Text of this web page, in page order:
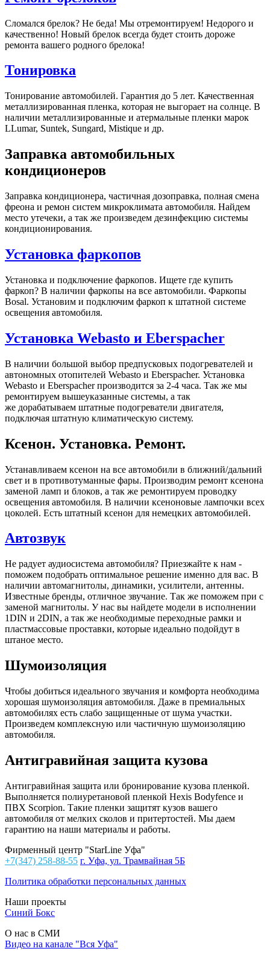
Сломался брелок? Не беда! Мы отремонтируем! Недорого и
качественно! Новый брелок всегда будет стоить дороже
ремонта вашего родного брелока!
Тонировка
Тонирование автомобилей. Гарантия до 5 лет. Качественная
металлизированная пленка, которая не выгорает на солнце. В
наличии металлизированные и атермальные пленки марок
LLumar, Suntek, Sungard, Mistique и др.
Заправка автомобильных
кондиционеров
Заправка кондиционера, частичная дозоправка, полная смена
фреона и ремон систем микроклимата автомобиля. Найдем
место утечеки, а так же произведем дезинфекцию системы
кондиционирования.
Установка фаркопов
Установка и подключение фаркопов. Ищете где купить
фаркоп? В наличии фаркопы на все автомобили. Фаркопы
Bosal. Установим и подключим фаркоп к штатной системе
освещения автомобиля.
Установка Webasto и Eberspacher
В наличии большой выбор предпусковых подогревателей и
автономных отопителей Webasto и Eberspacher. Установка
Webasto и Eberspacher производится за 2-4 часа. Так же мы
ремонтируем вышеуказанные системы, а так
же дорабатываем штатные подогреватели двигателя,
подключая штатную климатическую систему.
Ксенон. Установка. Ремонт.
Устанавливаем ксенон на все автомобили в ближний/дальний
свет и в противотуманные фары. Производим ремонт ксенона
заменой ламп и блоков, а так же ремонтируем проводку
освещения автомобиля. В наличии ксеноновые лампочки всех
цоколей. Есть штатный ксенон для немецких автомобилей.
Автозвук
Не радует аудиосистема автомобиля? Приезжайте к нам -
поможем подобрать оптимальное решение именно для вас. В
наличии автомагнитолы, динамики, усилители, антенны.
Известные бренды, отличное звучание. Так же поможем при с
заменой магнитолы. У нас вы найдете модели в исполнении
1DIN и 2DIN, а так же необходимые переходные рамки и
пластмассовые проставки, которые идеально подойдут в
штаное место.
Шумоизоляция
Чтобы добиться идеального звучания и комфорта необходима
хорошая шумоизоляция автомобиля. Даже в премиальных
автомобилях есть слабо защищенные от шума участки.
Произведем комплексную или частичную шумоизоляцию
автомобиля.
Антигравийная защита кузова
Антигравийная защита или бронирование кузова пленкой.
Выполняется полиуретановой пленкой Hexis Bodyfence и
ПВХ Scorpion. Такие пленки защитят кузов вашего
автомобиля от мелких сколов и притертостей. Мы даем
гарантию на наши материалы и работы.
Фирменный центр "StarLine Уфа"
+7(347) 258-88-55 г. Уфа, ул. Трамвайная 5Б
Политика обработки персональных данных
Наши проекты
Синий Бокс
О нас в СМИ
Видео на канале "Вся Уфа"